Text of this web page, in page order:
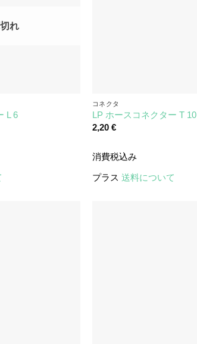
れ
L 6
コネクタ
LP ホースコネクター T 10
2,20 €
消費税込み
プラス 送料について